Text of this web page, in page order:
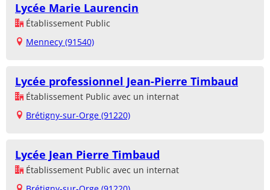
Lycée Marie Laurencin
Établissement Public
Mennecy (91540)
Lycée professionnel Jean-Pierre Timbaud
Établissement Public avec un internat
Brétigny-sur-Orge (91220)
Lycée Jean Pierre Timbaud
Établissement Public avec un internat